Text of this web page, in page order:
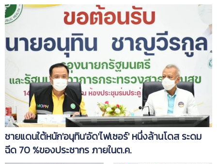
ชายแดนใต้หนัก'อนุทิน'อัด'ไฟเซอร์' หนึ่งล้านโดส ระดม
ฉีด 70 %ของประชากร ภายในต.ค.